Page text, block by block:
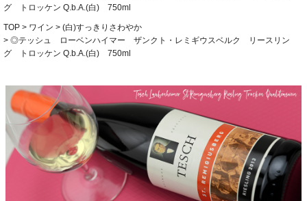
グ トロッケン Q.b.A.(白) 750ml
TOP ワイン
(白)すっきりさわやか
◎テッシュ ローベンハイマー ザンクト・レミギウスベルク リースリン
グ トロッケン Q.b.A.(白) 750ml